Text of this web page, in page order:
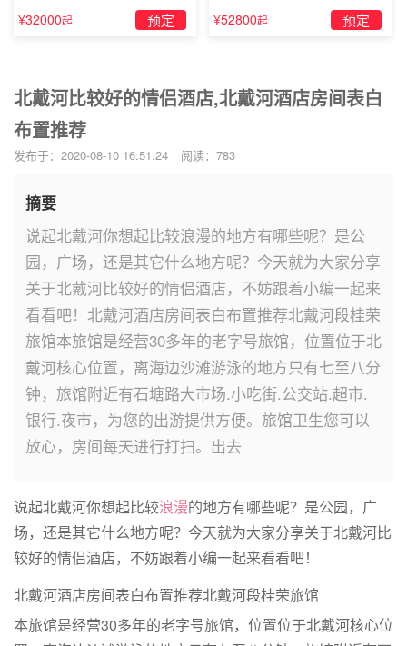
题求婚仪式
¥32000起 预定
婚仪式
¥52800起 预定
北戴河比较好的情侣酒店,北戴河酒店房间表白
布置推荐
发布于：2020-08-10 16:51:24 阅读：783
摘要
说起北戴河你想起比较浪漫的地方有哪些呢？是公
园，广场，还是其它什么地方呢？今天就为大家分享
关于北戴河比较好的情侣酒店，不妨跟着小编一起来
看看吧！北戴河酒店房间表白布置推荐北戴河段桂荣
旅馆本旅馆是经营30多年的老字号旅馆，位置位于北
戴河核心位置，离海边沙滩游泳的地方只有七至八分
钟，旅馆附近有石塘路大市场.小吃街.公交站.超市.
银行.夜市，为您的出游提供方便。旅馆卫生您可以
放心，房间每天进行打扫。出去
说起北戴河你想起比较浪漫的地方有哪些呢？是公园，广
场，还是其它什么地方呢？今天就为大家分享关于北戴河比
较好的情侣酒店，不妨跟着小编一起来看看吧！
北戴河酒店房间表白布置推荐北戴河段桂荣旅馆
本旅馆是经营30多年的老字号旅馆，位置位于北戴河核心位